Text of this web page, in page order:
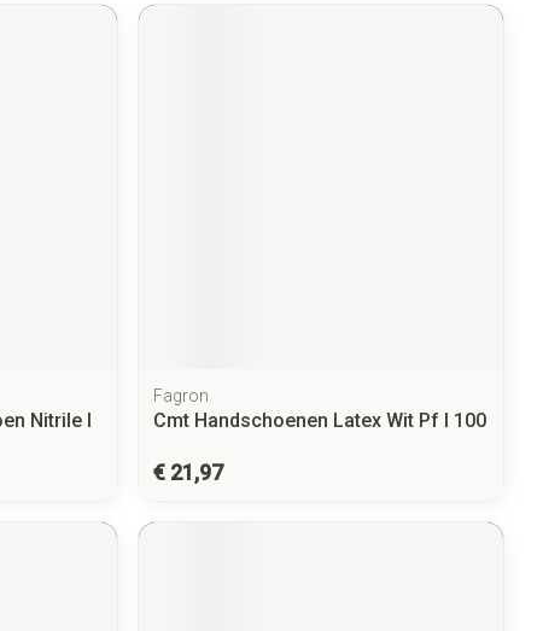
Nitrile l
Fagron
Cmt Handschoenen Latex Wit Pf l 100
€ 21,97